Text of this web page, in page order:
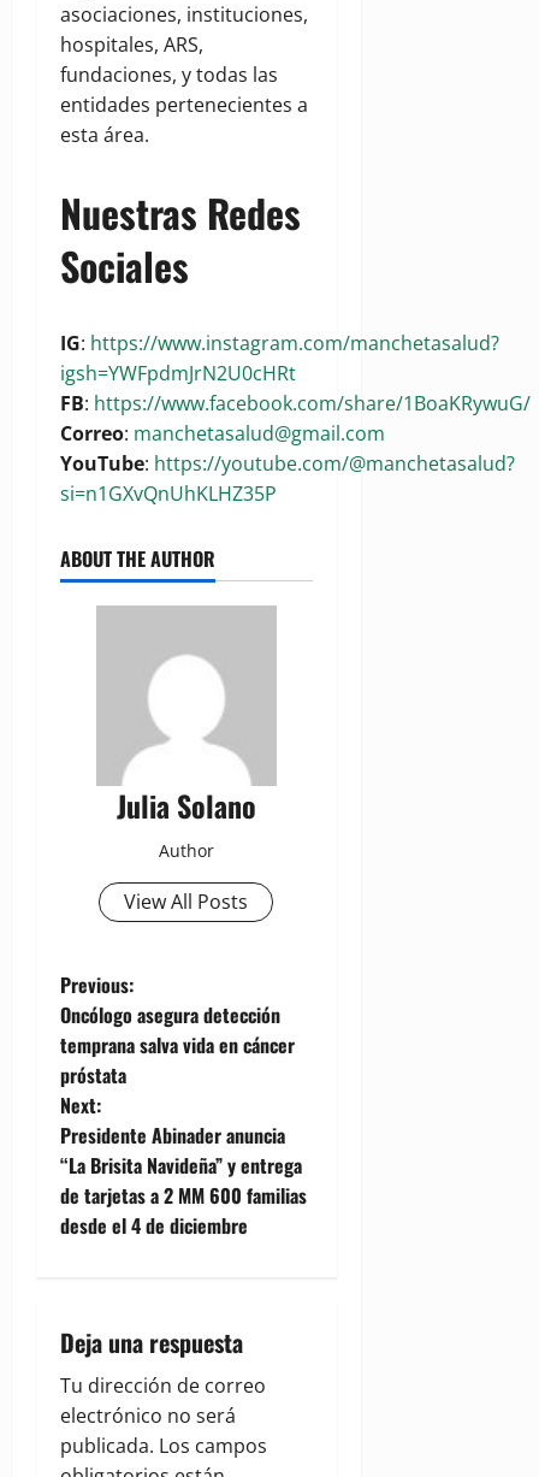
asociaciones, instituciones,
hospitales, ARS,
fundaciones, y todas las
entidades pertenecientes a
esta área.
Nuestras Redes
Sociales
IG: https://www.instagram.com/manchetasalud?
igsh=YWFpdmJrN2U0cHRt
FB: https://www.facebook.com/share/1BoaKRywuG/
Correo: manchetasalud@gmail.com
YouTube: https://youtube.com/@manchetasalud?
si=n1GXvQnUhKLHZ35P
ABOUT THE AUTHOR
Julia Solano
Author
View All Posts
P
o
s
t
n
a
i
g
a
Previous:
Oncólogo asegura detección
temprana salva vida en cáncer
próstata
Next:
Presidente Abinader anuncia
“La Brisita Navideña” y entrega
de tarjetas a 2 MM 600 familias
desde el 4 de diciembre
Deja una respuesta
Tu dirección de correo
electrónico no será
publicada. Los campos